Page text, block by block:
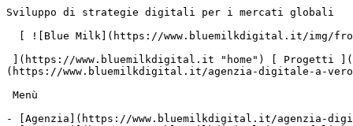
Sviluppo di strategie digitali per i mercati globali       ![](https://www.facebook.com/tr?id=678218983058399&ev=PageView&noscript=1)

  [ ![Blue Milk](https://www.bluemilkdigital.it/img/front/header/logo-bluemilk-2025.svg)

 ](https://www.bluemilkdigital.it "home") [ Progetti ](https://www.bluemilkdigital.it/portfolio) [ Prodotti](https://www.bluemilkdigital.it/prodotti) [ Agenzia ](https://www.bluemilkdigital.it/agenzia-digitale-a-verona) [ Contatti ](https://www.bluemilkdigital.it/contatti)

 Menù

- [Agenzia](https://www.bluemilkdigital.it/agenzia-digitale-a-verona)
- [Progetti](https://www.bluemilkdigital.it/portfolio)
- [ Prodotti](https://www.bluemilkdigital.it/prodotti)
- [Servizi](https://www.bluemilkdigital.it/servizi)
- [ Società Benefit](https://www.bluemilkdigital.it/blue-milk-e-una-societa-benefit-cosa-vuol-dire)
- [Contatti](https://www.bluemilkdigital.it/contatti)

- [Blog](https://www.bluemilkdigital.it/articoli)
- [Lavora con noi](https://www.bluemilkdigital.it/contatti#application-box)

 Social
--------

- [ Facebook    ](https://www.facebook.com/blue.milk.agenzia.web.digital.verona/)
- [ Instagram    ](https://www.instagram.com/bluemilk_digitalagency/)
- [ LinkedIn    ](https://www.linkedin.com/company/blue-milk-agenzia-web-digital-verona)

 Contatti
----------

[Via Bassone 25, 37139 Verona (VR)](https://maps.app.goo.gl/DzB4LT8vjhWGjyqZ9)

[+39 045 55 45 749]()

Stiamo ascoltando

   [     ](https://www.bluemilkdigital.it/articoli) 11 agosto 2025

 [Blue Milk Agency](https://www.bluemilkdigital.it/articoli?category=blue-milk-agency)

 2 min. di lettura

Bando Connessi - contributi per lo sviluppo di strategie digitali per i mercati globali - edizione 2022
========================================================================================================

   ![bando Connessi 2022](https://www.bluemilk.it/storage/media/805/conversions/charlesdeluvio-Lks7vei-eAg-unsplash-2-webp.webp)

 Bando per la definizione e l’implementazione di strategie di digital marketing; le domande per accedere al bando Connessi 2022 potranno essere presentate dalle ore 9:00 del 20 gennaio 2022

Indice:

> “Bando Connessi - contributi per lo sviluppo di strategie digitali per i mercati globali - edizione 2022”

La **Camera di Commercio Milano Monza Brianza Lodi** ha approvato il **bando** **Connessi** **2022**, che eroga **contributi** per lo **sviluppo** di **strategie** **digitali** per i **mercati** **globali**.

 La disposizione ha l’obiettivo di **sostenere le micro, piccole e medie imprese** nella definizione e nell’**implementazione di strategie di digital marketing**.

Nel concreto, fornirà alle aziende un **sostegno** per intraprendere **attività**, implementare **tecniche** e sviluppare **tecnologie** che hanno lo scopo di **comunicare** e **promuovere** **beni** e **servizi** attraverso l’utilizzo di **mezzi digitali** (web, social media, video, mobile app).

Il contributo offerto dal bando della Camera di Commercio è **a fondo perduto** pari al **65%** o al **70%,** a seconda della misura, fino a un **massimo di 10.000 euro**; l’**investimento** **minimo** è pari a **5.000 euro**.

Le misure A, B, C sono specificate nel bando, ma permettono alle aziende di partecipare secondo alcuni criteri:

• **Misura A** *“Connessi 2022 – NEW”*: le imprese in possesso dei requisiti previsti dal Bando e che non hanno beneficiato di contributi a valere su altri Bandi dello stesso settore;

• **Misura B** *“Connessi 2022 – progetti ITZ 2021”*: le imprese in possesso dei requisiti previsti dal bando e che abbiano partecipato nel corso del 2021 ad una delle sotto elencate iniziative promosse da Camera di commercio in collaborazione con Promos Italia scrl, nell’ambito dei Progetti ITZ 2021:

- Progetto Ecommerce CANADA;
- Progetto Cosmesi GERMANIA;
- Progetto Subfornitura Meccanica Online;
- Progetto Base to Project;
- Progetto Pavillion Italia.

**• Misura C** *“Connessi 2022”*: tutte le imprese in possesso dei